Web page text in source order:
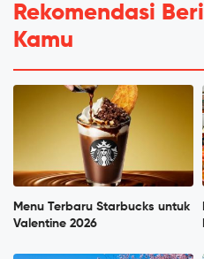
Rekomendasi
Kamu
Menu Terbaru Starbucks untuk
Valentine 2026